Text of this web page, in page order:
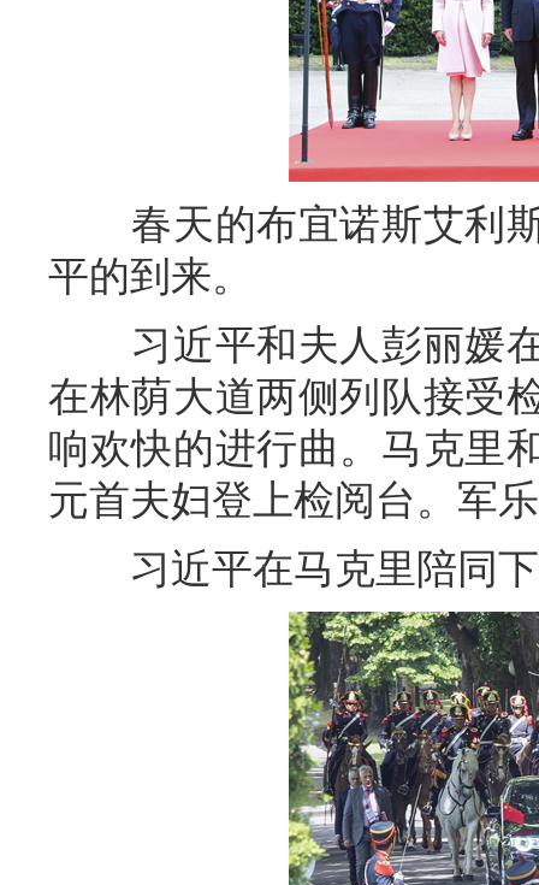
春天的布宜诺斯艾利斯
平的到来。
习近平和夫人彭丽媛在
在林荫大道两侧列队接受
响欢快的进行曲。马克里
元首夫妇登上检阅台。军
习近平在马克里陪同下